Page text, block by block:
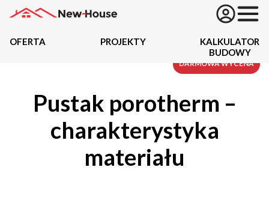
Oferta
OFERTA PROJEKTY
KALKULATOR
BUDOWY
Pustak porotherm –
charakterystyka
materiału
DARMOWA WYCENA